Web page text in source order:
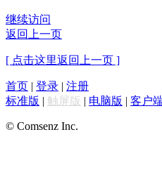
继续访问
返回上一页
[ 点击这里返回上一页 ]
首页 | 登录 | 注册
标准版 | 触屏版 | 电脑版 | 客户
© Comsenz Inc.